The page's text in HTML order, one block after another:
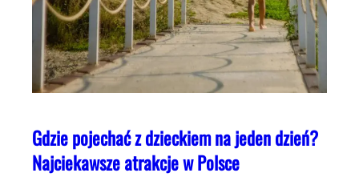
Gdzie pojechać z dzieckiem na jeden dzień?
Najciekawsze atrakcje w Polsce